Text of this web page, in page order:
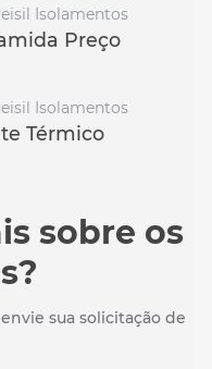
Isolamentos
Preço
Isolamentos
Térmico
sobre os
sua solicitação de